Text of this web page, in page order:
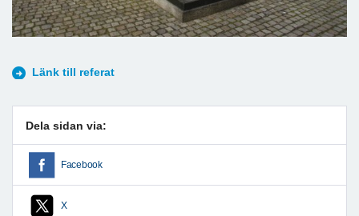
Länk till referat
Dela sidan via:
Facebook
X